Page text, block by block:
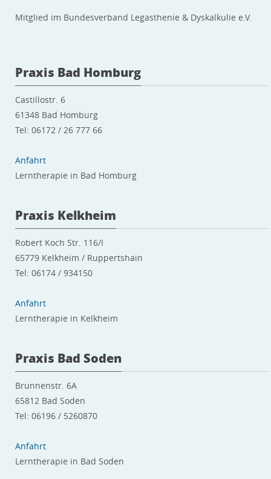
Mitglied im Bundesverband Legasthenie & Dyskalkulie e.V.
Praxis Bad Homburg
Castillostr. 6
61348 Bad Homburg
Tel: 06172 / 26 777 66
Anfahrt
Lerntherapie in Bad Homburg
Praxis Kelkheim
Robert Koch Str. 116/I
65779 Kelkheim / Ruppertshain
Tel: 06174 / 934150
Anfahrt
Lerntherapie in Kelkheim
Praxis Bad Soden
Brunnenstr. 6A
65812 Bad Soden
Tel: 06196 / 5260870
Anfahrt
Lerntherapie in Bad Soden